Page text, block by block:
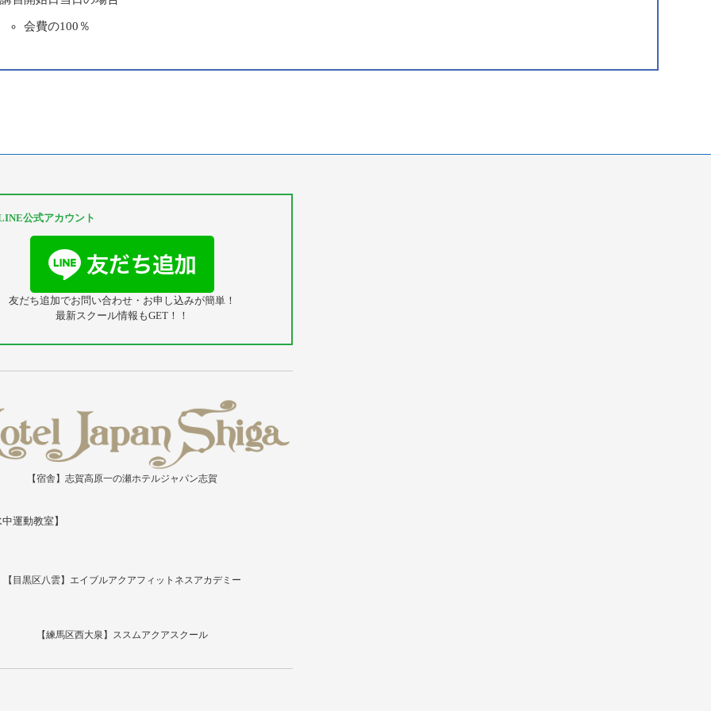
会費の100％
公式アカウント
友だち追加でお問い合わせ・お申し込みが簡単！
最新スクール情報もGET！！
【宿舎】志賀高原一の瀬ホテルジャパン志賀
運動教室】
【目黒区八雲】エイブルアクアフィットネスアカデミー
【練馬区西大泉】ススムアクアスクール